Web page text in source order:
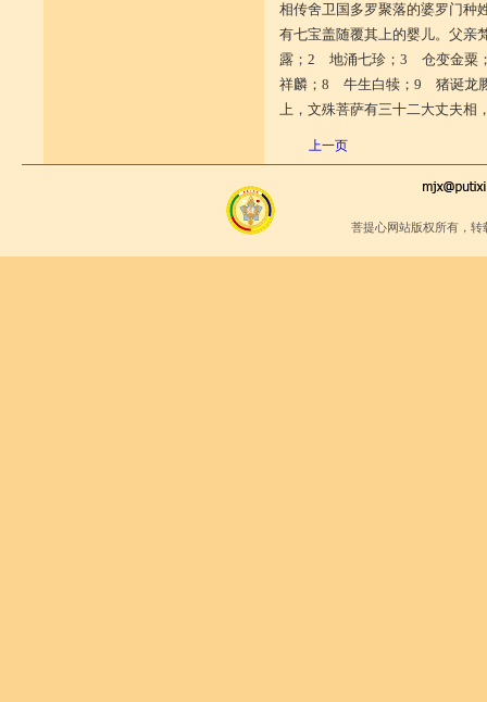
相传舍卫国多罗聚落的婆罗门种
有七宝盖随覆其上的婴儿。父
露；2 地涌七珍；3 仓变金
祥麟；8 牛生白犊；9 猪诞龙
上，文殊菩萨有三十二大丈夫相
上一页
菩提心网站版权所有，